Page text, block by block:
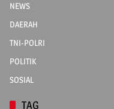
NEWS
DAERAH
TNI-POLRI
POLITIK
SOSIAL
TAG